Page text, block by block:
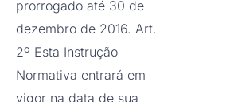
prorrogado até 30 de
dezembro de 2016. Art.
2º Esta Instrução
Normativa entrará em
vigor na data de sua